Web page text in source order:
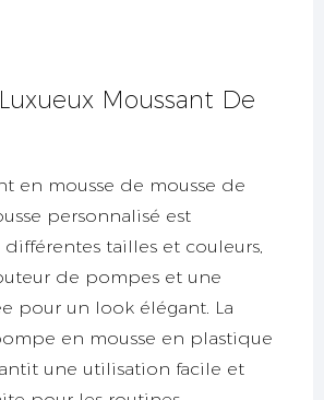
Moussant De
en mousse de mousse de
personnalisé est
tailles et couleurs,
de pompes et une
pour un look élégant. La
en mousse en plastique
une utilisation facile et